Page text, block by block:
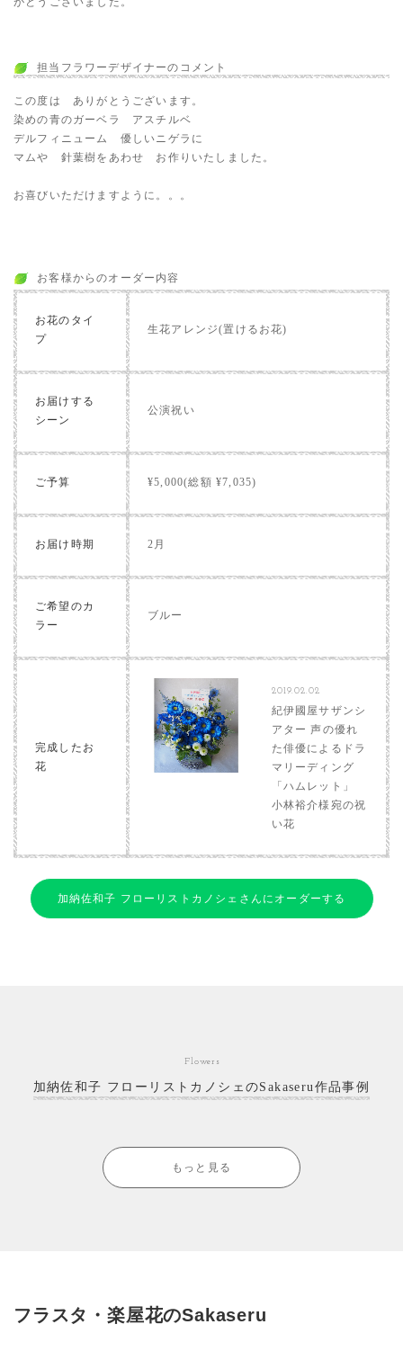
担当フラワーデザイナーのコメント
この度は ありがとうございます。
染めの青のガーベラ アスチルベ
デルフィニューム 優しいニゲラに
マムや 針葉樹をあわせ お作りいたしました。
お喜びいただけますように。。。
お客様からのオーダー内容
お花のタイ
プ
生花アレンジ(置けるお花)
お届けする
シーン
公演祝い
ご予算 ¥5,000(総額 ¥7,035)
お届け時期 2月
ご希望のカ
ラー
ブルー
完成したお
花
2019.02.02
紀伊國屋サザンシ
アター 声の優れ
た俳優によるドラ
マリーディング
「ハムレット」
小林裕介様宛の祝
い花
加納佐和子 フローリストカノシェさんにオーダーする
Flowers
加納佐和子 フローリストカノシェのSakaseru作品事例
もっと見る
フラスタ・楽屋花のSakaseru